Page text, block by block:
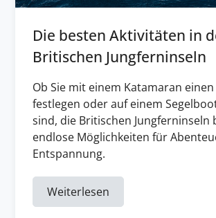
Die besten Aktivitäten in
Britischen Jungferninseln
Ob Sie mit einem Katamaran
festlegen oder auf einem
sind, die Britischen Jungferninseln
endlose Möglichkeiten für
Entspannung.
Weiterlesen